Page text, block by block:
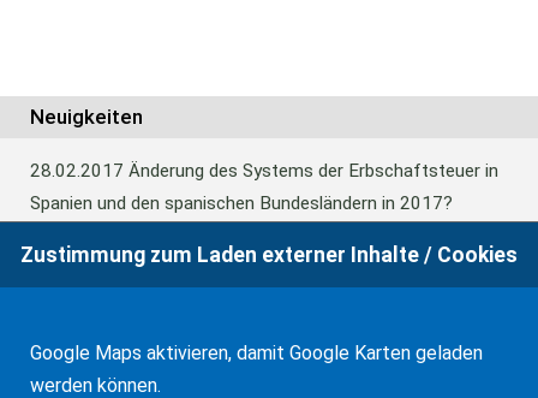
Neuigkeiten
28.02.2017 Änderung des Systems der Erbschaftsteuer in
Spanien und den spanischen Bundesländern in 2017?
24.06.2016Europäisches Güterrecht verabschiedet
01.01.2016
Erbschaftsteuer und Schenkungssteuer der
Zustimmung zum Laden externer Inhalte / Cookies
Google Maps aktivieren, damit Google Karten geladen
werden können.